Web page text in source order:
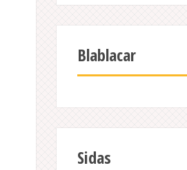
Blablacar
Sidas